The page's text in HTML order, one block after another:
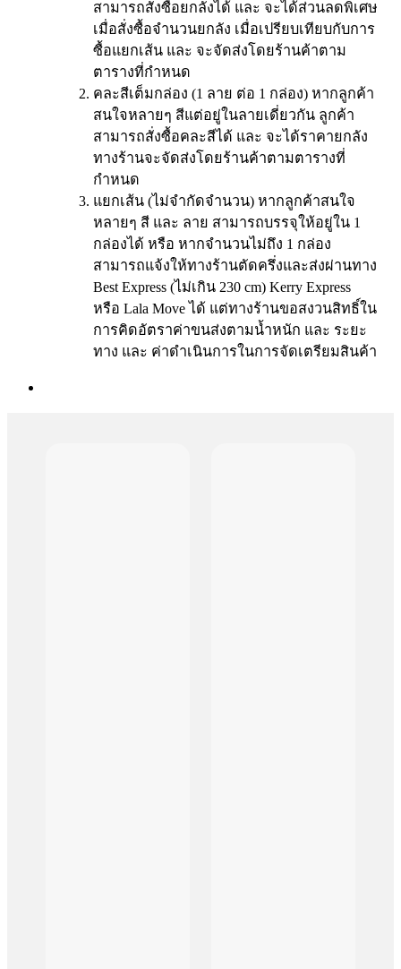
สามารถสั่งซื้อยกลังได้ และ จะได้ส่วนลดพิเศษ
เมื่อสั่งซื้อจำนวนยกลัง เมื่อเปรียบเทียบกับการ
ซื้อแยกเส้น และ จะจัดส่งโดยร้านค้าตาม
ตารางที่กำหนด
คละสีเต็มกล่อง (1 ลาย ต่อ 1 กล่อง) หากลูกค้า
สนใจหลายๆ สีแต่อยู่ในลายเดี่ยวกัน ลูกค้า
สามารถสั่งซื้อคละสีได้ และ จะได้ราคายกลัง
ทางร้านจะจัดส่งโดยร้านค้าตามตารางที่
กำหนด
แยกเส้น (ไม่จำกัดจำนวน) หากลูกค้าสนใจ
หลายๆ สี และ ลาย สามารถบรรจุให้อยู่ใน 1
กล่องได้ หรือ หากจำนวนไม่ถึง 1 กล่อง
สามารถแจ้งให้ทางร้านตัดครึ่งและส่งผ่านทาง
Best Express (ไม่เกิน 230 cm) Kerry Express
หรือ Lala Move ได้ แต่ทางร้านขอสงวนสิทธิ์ใน
การคิดอัตราค่าขนส่งตามน้ำหนัก และ ระยะ
ทาง และ ค่าดำเนินการในการจัดเตรียมสินค้า